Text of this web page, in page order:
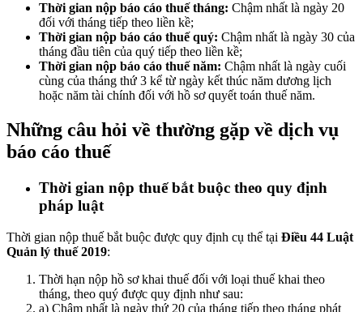
Thời gian nộp báo cáo thuế tháng: Chậm nhất là ngày 20
đối với tháng tiếp theo liền kề;
Thời gian nộp báo cáo thuế quý: Chậm nhất là ngày 30 của
tháng đầu tiên của quý tiếp theo liền kề;
Thời gian nộp báo cáo thuế năm: Chậm nhất là ngày cuối
cùng của tháng thứ 3 kể từ ngày kết thúc năm dương lịch
hoặc năm tài chính đối với hồ sơ quyết toán thuế năm.
Những câu hỏi về thường gặp về dịch vụ
báo cáo thuế
Thời gian nộp thuế bắt buộc theo quy định
pháp luật
Thời gian nộp thuế bắt buộc được quy định cụ thể tại Điều 44 Luật
Quản lý thuế 2019:
Thời hạn nộp hồ sơ khai thuế đối với loại thuế khai theo
tháng, theo quý được quy định như sau:
a) Chậm nhất là ngày thứ 20 của tháng tiếp theo tháng phát